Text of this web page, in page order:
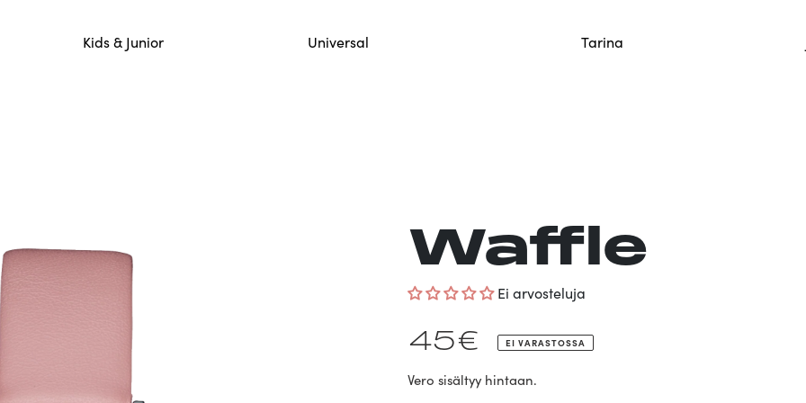
Kids & Junior Universal Tarina
Waffle
Ei arvosteluja
Normaalihinta
45€ EI VARASTOSSA
Vero sisältyy hintaan.